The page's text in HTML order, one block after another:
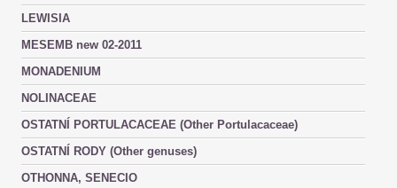
LEWISIA
MESEMB new 02-2011
MONADENIUM
NOLINACEAE
OSTATNÍ PORTULACACEAE (Other Portulacaceae)
OSTATNÍ RODY (Other genuses)
OTHONNA, SENECIO